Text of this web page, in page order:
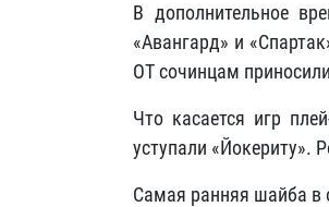
В дополнительное
«Авангард» и
ОТ сочинцам приносили
Что касается игр
уступали «Йокериту».
Самая ранняя шайба в